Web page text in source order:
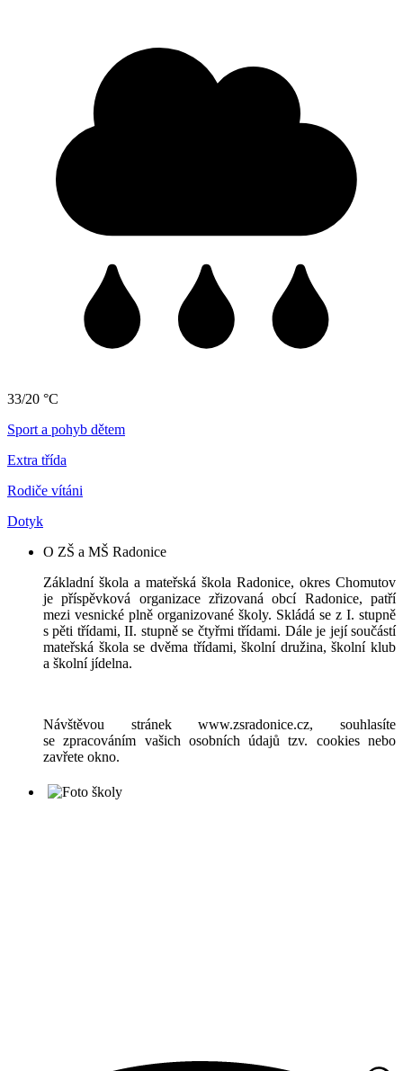
33/20 °C
Sport a pohyb dětem
Extra třída
Rodiče vítáni
Dotyk
O ZŠ a MŠ Radonice
Základní škola a mateřská škola Radonice, okres Chomutov
je příspěvková organizace zřizovaná obcí Radonice, patří
mezi vesnické plně organizované školy. Skládá se z I. stupně
s pěti třídami, II. stupně se čtyřmi třídami. Dále je její součástí
mateřská škola se dvěma třídami, školní družina, školní klub
a školní jídelna.
Návštěvou stránek www.zsradonice.cz, souhlasíte
se zpracováním vašich osobních údajů tzv. cookies nebo
zavřete okno.